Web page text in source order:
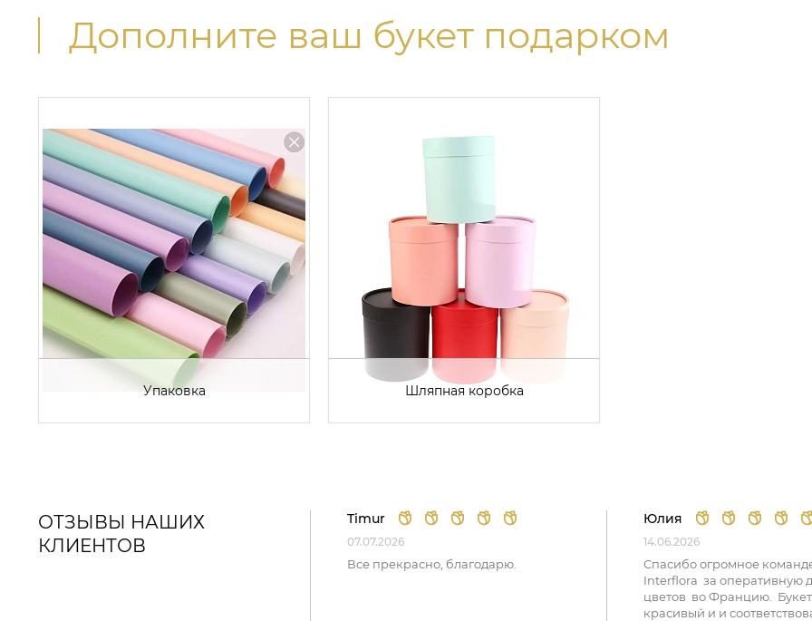
Дополните ваш букет подарком
Упаковка Шляпная коробка
ОТЗЫВЫ НАШИХ
КЛИЕНТОВ
Timur
07.07.2026
Все прекрасно, благодарю.
Юлия
14.06.2026
Спасибо огромное
Interflora за оперативную
цветов во Францию.
красивый и и